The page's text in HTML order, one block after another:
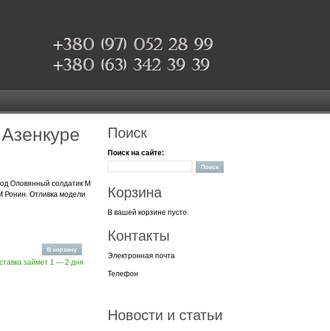
Оловянный солдатик М
Ронин. Отливка модели
займет 1 — 2 дня
Поиск
Поиск на сайте:
Корзина
В вашей корзине пусто.
Контакты
Электронная почта
Телефон
Новости и статьи